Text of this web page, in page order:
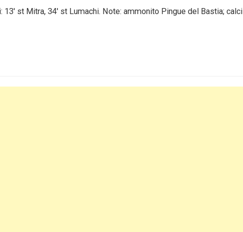
st Mitra, 34′ st Lumachi. Note: ammonito Pingue del Bastia; calci